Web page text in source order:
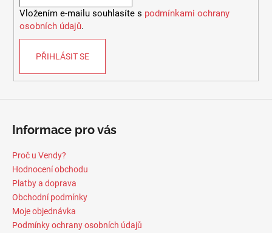
Vložením e-mailu souhlasíte s podmínkami ochrany
osobních údajů.
PŘIHLÁSIT SE
Informace pro vás
Proč u Vendy?
Hodnocení obchodu
Platby a doprava
Obchodní podmínky
Moje objednávka
Podmínky ochrany osobních údajů